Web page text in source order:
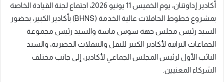
أكادير إداوتنان، يوم الخميس 11 يونيو 2026، اجتماع لجنة القيادة الخاصة
بمشروع خطوط الحافلات عالية الخدمة (BHNS) بأكادير الكبير، بحضور
السيد رئيس مجلس جهة سوس ماسة والسيد رئيس مجموعة
الجماعات الترابية لأكادير الكبير للنقل والتنقلات الحضرية، والسيد
النائب الأول لرئيس المجلس الجماعي لأكادير، إلى جانب مختلف
الشركاء المعنيين.